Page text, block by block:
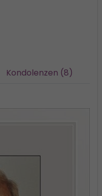
Kondolenzen (8)